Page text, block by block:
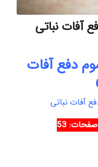
نباتی
دفع آفات
آفات نباتی
5
3